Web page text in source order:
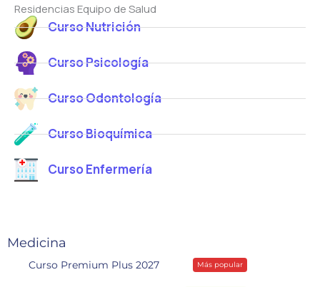
Residencias Equipo de Salud
Curso Nutrición
Curso Psicología
Curso Odontología
Curso Bioquímica
Curso Enfermería
Medicina
Curso Premium Plus 2027 Más popular